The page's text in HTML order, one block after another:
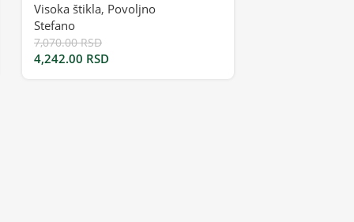
Visoka štikla, Povoljno
Stefano
7,070.00RSD
4,242.00 RSD